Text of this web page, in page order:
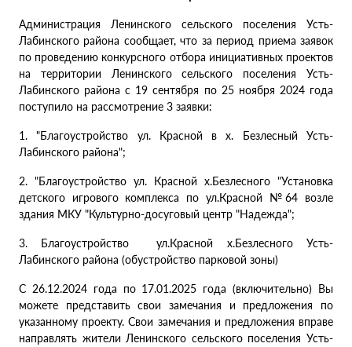
Администрация Ленинского сельского поселения Усть-
Лабинского района сообщает, что за период приема заявок
по проведению конкурсного отбора инициативных проектов
на территории Ленинского сельского поселения Усть-
Лабинского района с 19 сентября по 25 ноября 2024 года
поступило на рассмотрение 3 заявки:
1. "Благоустройство ул. Красной в х. Безлесный Усть-
Лабинского района";
2. "Благоустройство ул. Красной х.Безлесного "Установка
детского игрового комплекса по ул.Красной №64 возле
здания МКУ "Культурно-досуговый центр "Надежда";
3. Благоустройство ул.Красной х.Безлесного Усть-
Лабинского района (обустройство парковой зоны)
С 26.12.2024 года по 17.01.2025 года (включительно) Вы
можете представить свои замечания и предложения по
указанному проекту. Свои замечания и предложения вправе
направлять жители Ленинского сельского поселения Усть-